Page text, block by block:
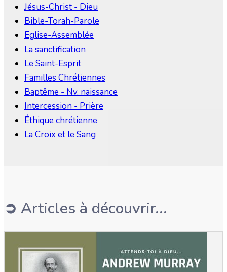
Jésus-Christ - Dieu
Bible-Torah-Parole
Eglise-Assemblée
La sanctification
Le Saint-Esprit
Familles Chrétiennes
Baptême - Nv. naissance
Intercession - Prière
Éthique chrétienne
La Croix et le Sang
➲ Articles à découvrir...